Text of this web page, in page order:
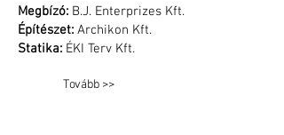
Megbízó: B.J. Enterprizes Kft.
Építészet: Archikon Kft.
Statika: ÉKI Terv Kft.
Tovább >>